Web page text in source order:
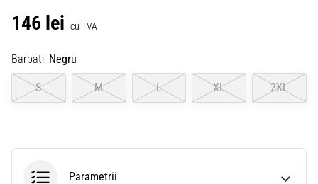
146 lei cu TVA
Barbati, Negru
S M L XL 2XL
Parametrii